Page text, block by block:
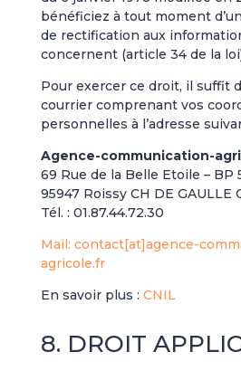
bénéficiez à tout moment
de rectification aux
concernent (article 34 de la
Pour exercer ce droit, il suffit
courrier comprenant vos
personnelles à l’adresse
Agence-communication-
69 Rue de la Belle Etoile – BP
95947 Roissy CH DE GAULLE
Tél. : 01.87.44.72.30
Mail: contact[at]agence-
agricole.fr
En savoir plus : CNIL
8. DROIT